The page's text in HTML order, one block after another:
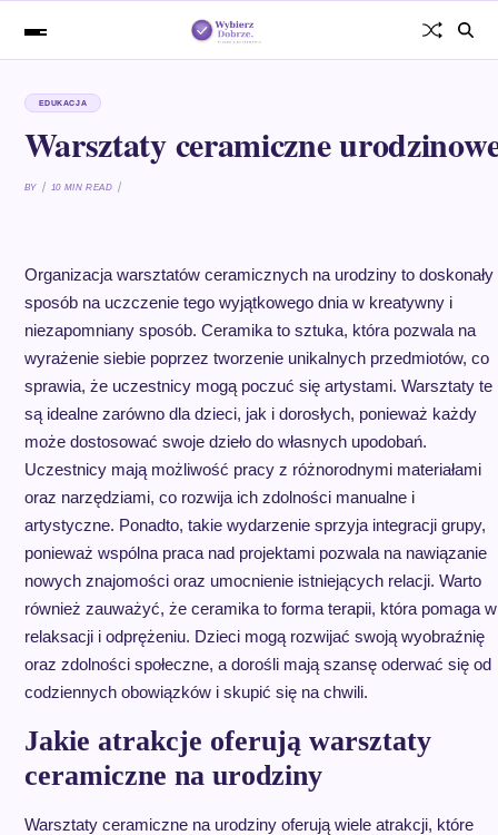
EDUKACJA
Warsztaty ceramiczne
BY 10 MIN READ
Organizacja warsztatów ceramicznych na urodziny to doskonały
sposób na uczczenie tego wyjątkowego dnia w kreatywny i
niezapomniany sposób. Ceramika to sztuka, która pozwala na
wyrażenie siebie poprzez tworzenie unikalnych przedmiotów, co
sprawia, że uczestnicy mogą poczuć się artystami. Warsztaty te
są idealne zarówno dla dzieci, jak i dorosłych, ponieważ każdy
może dostosować swoje dzieło do własnych upodobań.
Uczestnicy mają możliwość pracy z różnorodnymi materiałami
oraz narzędziami, co rozwija ich zdolności manualne i
artystyczne. Ponadto, takie wydarzenie sprzyja integracji grupy,
ponieważ wspólna praca nad projektami pozwala na nawiązanie
nowych znajomości oraz umocnienie istniejących relacji. Warto
również zauważyć, że ceramika to forma terapii, która pomaga w
relaksacji i odprężeniu. Dzieci mogą rozwijać swoją wyobraźnię
oraz zdolności społeczne, a dorośli mają szansę oderwać się od
codziennych obowiązków i skupić się na chwili.
Jakie atrakcje oferują warsztaty
ceramiczne na urodziny
Warsztaty ceramiczne na urodziny oferują wiele atrakcji, które